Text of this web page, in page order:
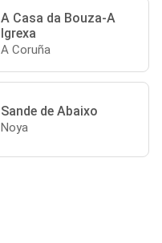
A Casa da Bouza-A
Igrexa
A Coruña
Sande de Abaixo
Noya